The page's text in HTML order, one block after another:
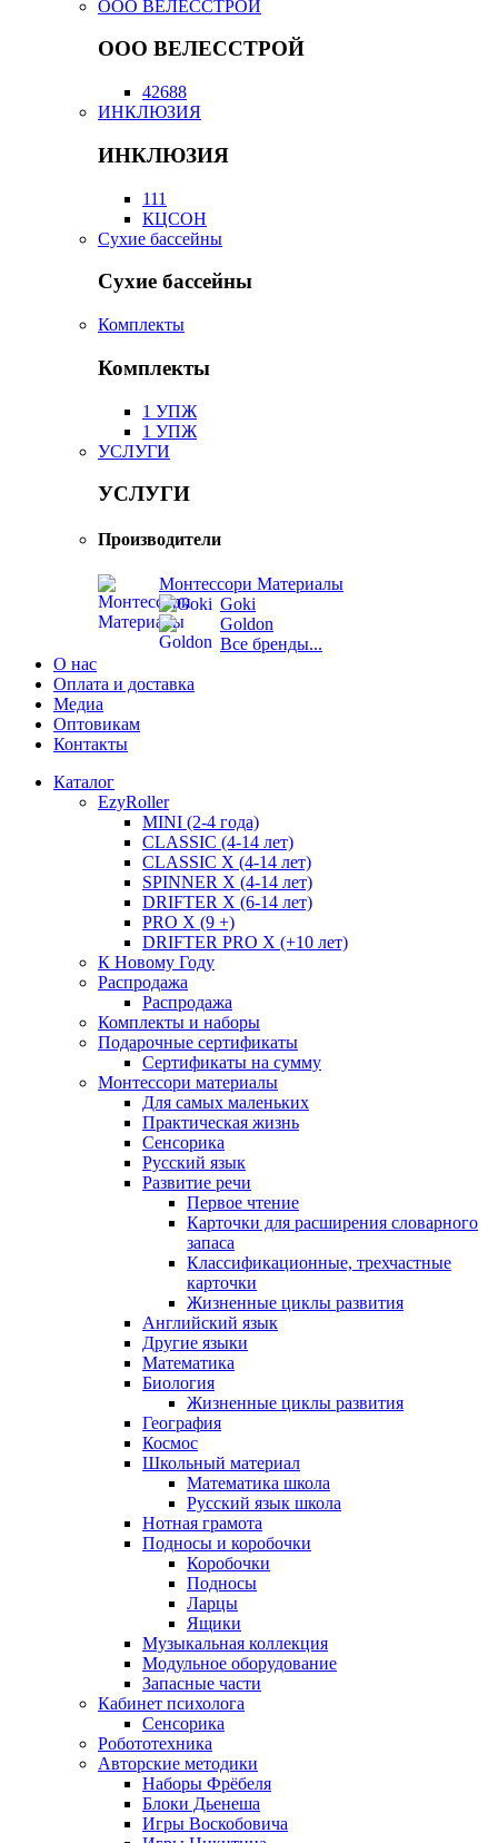
ООО ВЕЛЕССТРОЙ
ООО ВЕЛЕССТРОЙ
42688
ИНКЛЮЗИЯ
ИНКЛЮЗИЯ
111
КЦСОН
Сухие бассейны
Сухие бассейны
Комплекты
Комплекты
1 УПЖ
1 УПЖ
УСЛУГИ
УСЛУГИ
Производители
Монтессори Материалы
Goki
Goldon
Все бренды...
О нас
Оплата и доставка
Медиа
Оптовикам
Контакты
Каталог
EzyRoller
MINI (2-4 года)
CLASSIC (4-14 лет)
CLASSIC X (4-14 лет)
SPINNER X (4-14 лет)
DRIFTER X (6-14 лет)
PRO X (9 +)
DRIFTER PRO X (+10 лет)
К Новому Году
Распродажа
Распродажа
Комплекты и наборы
Подарочные сертификаты
Сертификаты на сумму
Монтессори материалы
Для самых маленьких
Практическая жизнь
Сенсорика
Русский язык
Развитие речи
Первое чтение
Карточки для расширения словарного
запаса
Классификационные, трехчастные
карточки
Жизненные циклы развития
Английский язык
Другие языки
Математика
Биология
Жизненные циклы развития
География
Космос
Школьный материал
Математика школа
Русский язык школа
Нотная грамота
Подносы и коробочки
Коробочки
Подносы
Ларцы
Ящики
Музыкальная коллекция
Модульное оборудование
Запасные части
Кабинет психолога
Сенсорика
Робототехника
Авторские методики
Наборы Фрёбеля
Блоки Дьенеша
Игры Воскобовича